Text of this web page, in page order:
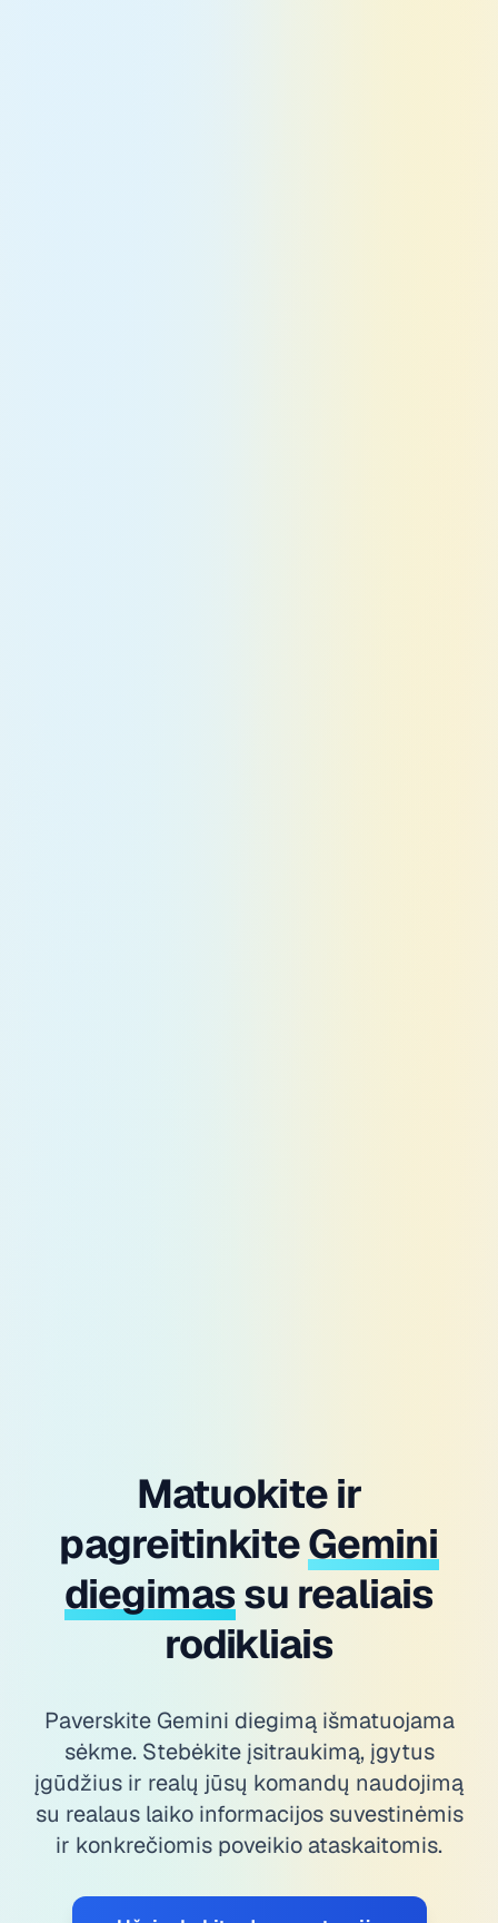
Matuokite ir
pagreitinkiteGemini
diegimassu realiais
rodikliais
Paverskite Gemini diegimą išmatuojama
sėkme. Stebėkite įsitraukimą, įgytus
įgūdžius ir realų jūsų komandų naudojimą
su realaus laiko informacijos suvestinėmis
ir konkrečiomis poveikio ataskaitomis.